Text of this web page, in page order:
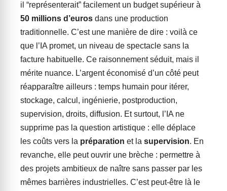
il “représenterait” facilement un budget supérieur à
50 millions d’euros dans une production
traditionnelle. C’est une manière de dire : voilà ce
que l’IA promet, un niveau de spectacle sans la
facture habituelle. Ce raisonnement séduit, mais il
mérite nuance. L’argent économisé d’un côté peut
réapparaître ailleurs : temps humain pour itérer,
stockage, calcul, ingénierie, postproduction,
supervision, droits, diffusion. Et surtout, l’IA ne
supprime pas la question artistique : elle déplace
les coûts vers la préparation et la supervision. En
revanche, elle peut ouvrir une brèche : permettre à
des projets ambitieux de naître sans passer par les
mêmes barrières industrielles. C’est peut-être là le